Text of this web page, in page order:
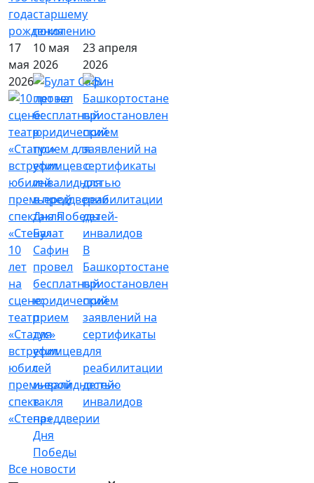
года
рождения
старшему
поколению
17
мая
2026
10
лет
на
сцене:
театр
«Статус»
встретил
юбилей
премьерой
спектакля
«Стена»
10 мая
2026
Булат
Сафин
провел
бесплатный
юридический
прием
для
уфимцев
с
инвалидностью
в
преддверии
Дня
Победы
23 апреля
2026
В
Башкортостане
приостановлен
прием
заявлений на
сертификаты
для
реабилитации
детей-
инвалидов
Все новости